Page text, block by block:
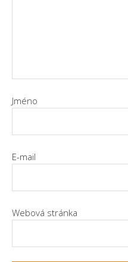
Jméno
E-mail
Webová stránka